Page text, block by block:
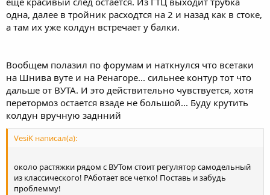
одна, далее в тройник расходтся на 2 и назад как в стоке,
а там их уже колдун встречает у балки.
Вообщем полазил по форумам и наткнулся что всетаки
на Шнива вуте и на Ренагоре... сильнее контур тот что
дальше от ВУТА. И это действительно чувствуется, хотя
перетормоз остается взаде не большой... Буду крутить
колдун вручную заднний
VesiK написал(а):
около растяжки рядом с ВУТом стоит регулятор самодельный
из классического! РАботает все четко! Поставь и забудь
проблемму!